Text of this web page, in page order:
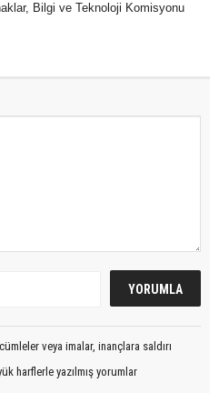
Bilgi ve Teknoloji Komisyonu
veya imalar, inançlara saldırı
harflerle yazılmış yorumlar